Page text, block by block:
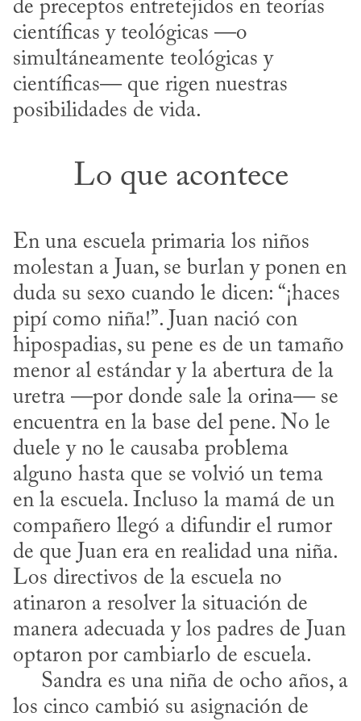
de preceptos entretejidos en teorías
científicas y teológicas —o
simultáneamente teológicas y
científicas— que rigen nuestras
posibilidades de vida.
Lo que acontece
En una escuela primaria los niños
molestan a Juan, se burlan y ponen en
duda su sexo cuando le dicen: “¡haces
pipí como niña!”. Juan nació con
hipospadias, su pene es de un tamaño
menor al estándar y la abertura de la
uretra —por donde sale la orina— se
encuentra en la base del pene. No le
duele y no le causaba problema
alguno hasta que se volvió un tema
en la escuela. Incluso la mamá de un
compañero llegó a difundir el rumor
de que Juan era en realidad una niña.
Los directivos de la escuela no
atinaron a resolver la situación de
manera adecuada y los padres de Juan
optaron por cambiarlo de escuela.
los cinco cambió su asignación de